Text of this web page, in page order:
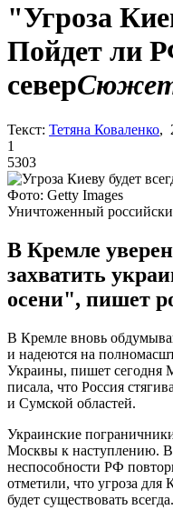
"Угроза
Пойдет ли
север
Текст: Тетяна Коваленко,
1
5303
Фото: Getty Images
Уничтоженный
В Кремле
захватить
осени", пишет
В Кремле вновь
и надеются на
Украины, пишет сегодня
писала, что Россия
и Сумской областей.
Украинские
Москвы к наступлению.
неспособности РФ
отметили, что угроза для
будет существовать всегда.